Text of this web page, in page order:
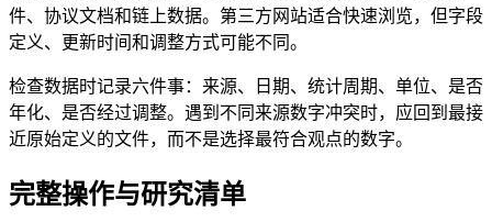
件、协议文档和链上数据。第三方网站适合快速浏览，但字段
定义、更新时间和调整方式可能不同。
检查数据时记录六件事：来源、日期、统计周期、单位、是否
年化、是否经过调整。遇到不同来源数字冲突时，应回到最接
近原始定义的文件，而不是选择最符合观点的数字。
完整操作与研究清单